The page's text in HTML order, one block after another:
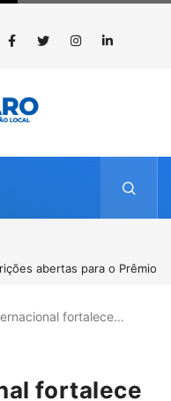
o Prêmio de Redação e
fortalece…
fortalece